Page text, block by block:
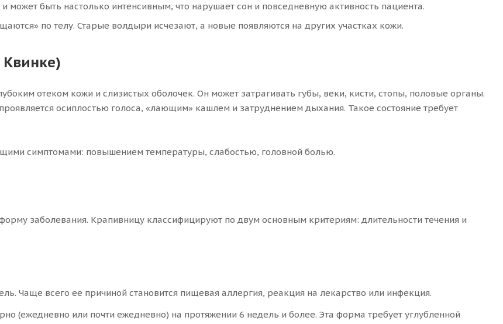
быть настолько интенсивным, что нарушает сон и повседневную активность пациента.
по телу. Старые волдыри исчезают, а новые появляются на других участках кожи.
отеком кожи и слизистых оболочек. Он может затрагивать губы, веки, кисти, стопы, половые органы.
осиплостью голоса, «лающим» кашлем и затруднением дыхания. Такое состояние требует
симптомами: повышением температуры, слабостью, головной болью.
заболевания. Крапивницу классифицируют по двум основным критериям: длительности течения и
Чаще всего ее причиной становится пищевая аллергия, реакция на лекарство или инфекция.
(ежедневно или почти ежедневно) на протяжении 6 недель и более. Эта форма требует углубленной